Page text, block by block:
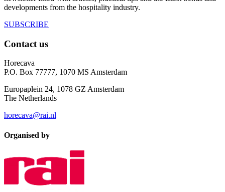
developments from the hospitality industry.
SUBSCRIBE
Contact us
Horecava
P.O. Box 77777, 1070 MS Amsterdam
Europaplein 24, 1078 GZ Amsterdam
The Netherlands
horecava@rai.nl
Organised by